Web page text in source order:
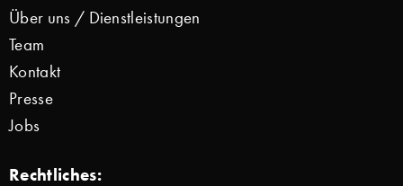
Über uns / Dienstleistungen
Team
Kontakt
Presse
Jobs
Rechtliches: